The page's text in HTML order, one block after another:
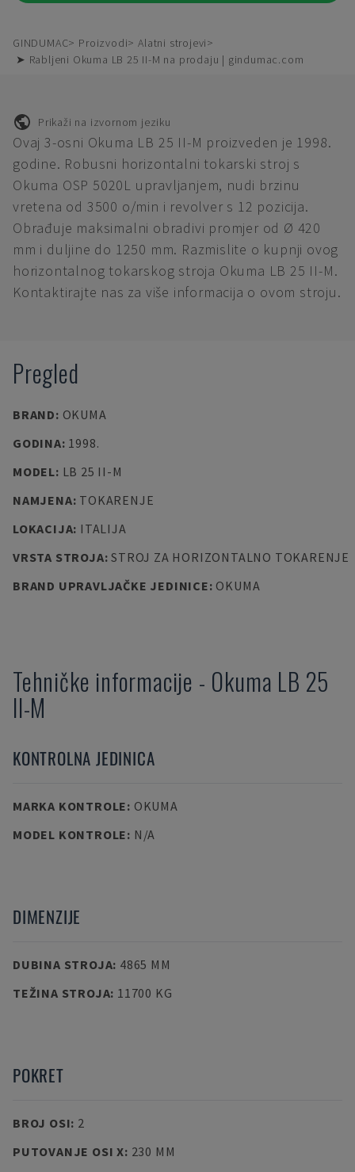
GINDUMAC Proizvodi
Alatni strojevi
➤ Rabljeni Okuma LB 25 II-M na prodaju | gindumac.com
Prikaži na izvornom jeziku
Ovaj 3-osni Okuma LB 25 II-M proizveden je 1998.
godine. Robusni horizontalni tokarski stroj s
Okuma OSP 5020L upravljanjem, nudi brzinu
vretena od 3500 o/min i revolver s 12 pozicija.
Obrađuje maksimalni obradivi promjer od Ø 420
mm i duljine do 1250 mm. Razmislite o kupnji ovog
horizontalnog tokarskog stroja Okuma LB 25 II-M.
Kontaktirajte nas za više informacija o ovom stroju.
Pregled
BRAND: OKUMA
GODINA: 1998.
MODEL: LB 25 II-M
NAMJENA: TOKARENJE
LOKACIJA: ITALIJA
VRSTA STROJA:STROJ ZA HORIZONTALNO TOKARENJE
BRAND UPRAVLJAČKE JEDINICE: OKUMA
Tehničke informacije - Okuma LB 25
II-M
KONTROLNA JEDINICA
MARKA KONTROLE: OKUMA
MODEL KONTROLE: N/A
DIMENZIJE
DUBINA STROJA: 4865 MM
TEŽINA STROJA: 11700 KG
POKRET
BROJ OSI: 2
PUTOVANJE OSI X: 230 MM